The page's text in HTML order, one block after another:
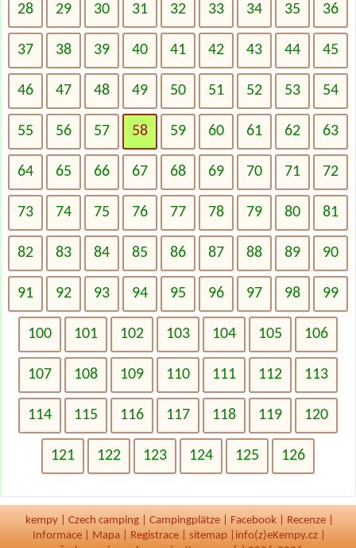
28 29 30 31 32 33 34 35 36
37 38 39 40 41 42 43 44 45
46 47 48 49 50 51 52 53 54
55 56 57 58 59 60 61 62 63
64 65 66 67 68 69 70 71 72
73 74 75 76 77 78 79 80 81
82 83 84 85 86 87 88 89 90
91 92 93 94 95 96 97 98 99
100 101 102 103 104 105 106
107 108 109 110 111 112 113
114 115 116 117 118 119 120
121 122 123 124 125 126
kempy Czech camping Campingplätze Facebook Recenze
Informace
Mapa Registrace sitemap
info(z)eKempy.cz |